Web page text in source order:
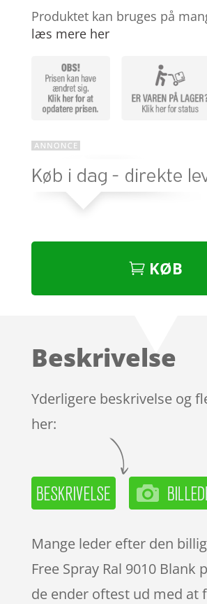
Produktet kan bruges på
læs mere her
KØB
Beskrivelse
Yderligere beskrivelse og
her:
Mange leder efter den
Free Spray Ral 9010 Blank
de ender oftest ud med at